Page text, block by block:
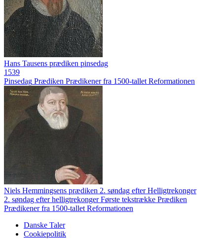
Hans Tausens prædiken pinsedag
1539
Pinsedag Prædiken Prædikener fra 1500-tallet Reformationen
Niels Hemmingsens prædiken 2. søndag efter Helligtrekonger
2. søndag efter helligtrekonger Første tekstrække Prædiken
Prædikener fra 1500-tallet Reformationen
Danske Taler
Cookiepolitik